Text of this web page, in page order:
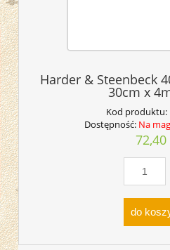
Harder & Steenbeck
30cm x
Kod produktu:
Dostępność: Na
72,40
do